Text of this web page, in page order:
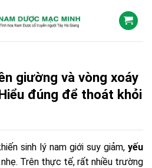
giường và vòng xoáy
đúng để thoát khỏi
sinh lý nam giới suy giảm, yếu
Trên thực tế, rất nhiều trường